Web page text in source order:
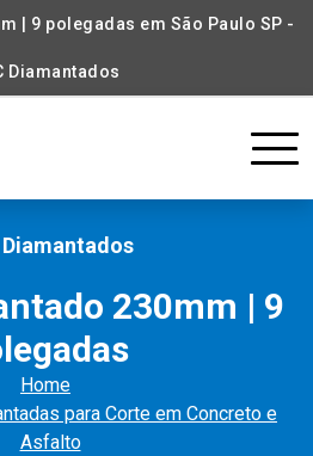
| 9 polegadas em São Paulo SP -
Diamantados
Diamantados
230mm | 9
Home
para Corte em Concreto e
Asfalto